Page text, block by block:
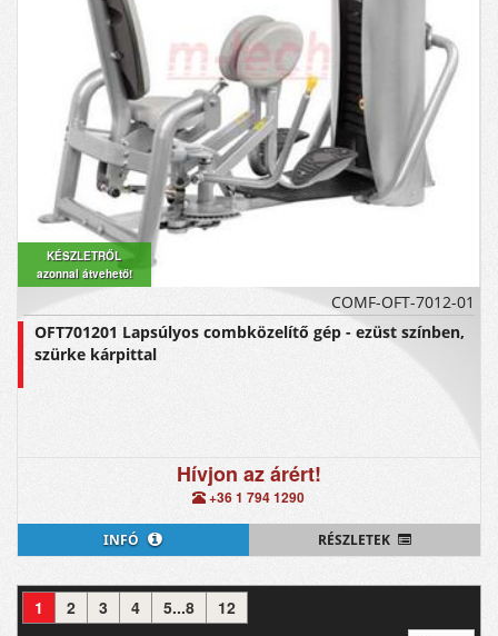
KÉSZLETRŐL
azonnal átvehető!
COMF-OFT-7012-01
OFT701201 Lapsúlyos combközelítő gép - ezüst színben,
szürke kárpittal
Hívjon az árért!
+36 1 794 1290
RÉSZLETEK
INFÓ
1 2 3 4 5...8 12